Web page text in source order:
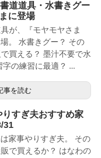
道道具・水書きグー
に登場
が、『モヤモヤさま
。 水書きグー？ その
買える？ 墨汁不要で水
の練習に最適？ ...
事を読む
すぎ夫おすすめ家
31
は家事やりすぎ夫。 その
で買えるか？ はなわの